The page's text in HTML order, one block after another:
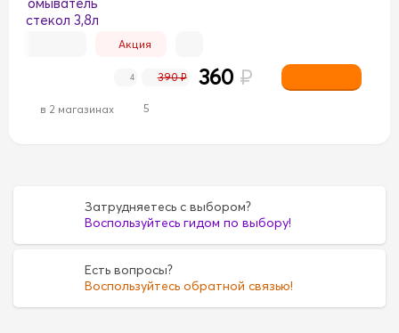
Акция
в 2 магазинах 5
4 390 ₽ 360 ₽
Затрудняетесь с выбором?
Воспользуйтесь гидом по выбору!
Есть вопросы?
Воспользуйтесь обратной связью!